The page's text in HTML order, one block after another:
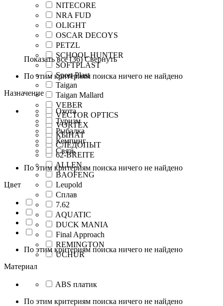
NITECORE
NRA FUD
OLIGHT
OSCAR DECOYS
PETZL
SCHOOL HUNTER
SOFTPLAST
Sport Plast
Taigan
Taigan Mallard
VEBER
VECTOR OPTICS
VORTEX
КЫНАТ
СЛЕДОПЫТ
62-BREITE
ALLEN
BAOFENG
Leupold
Сплав
7.62
AQUATIC
DUCK MANIA
Final Approach
REMINGTON
UCHUR
Показать все(36) Свернуть
По этим критериям поиска ничего не найдено
Назначение
Охота
Туризм
Рыбалка
Кемпинг
Связь
По этим критериям поиска ничего не найдено
Цвет
По этим критериям поиска ничего не найдено
Материал
ABS платик
По этим критериям поиска ничего не найдено